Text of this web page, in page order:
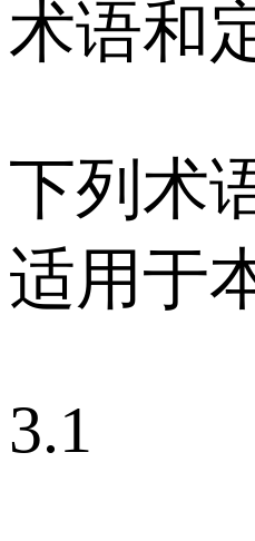
术语和
下列术
适用于
3.1